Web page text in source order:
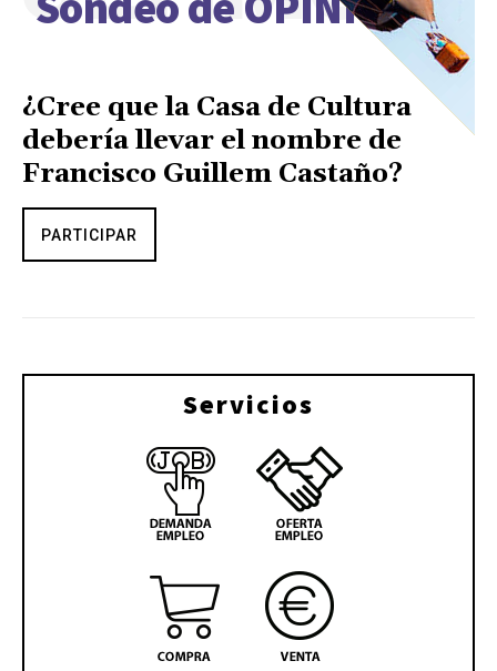
¿Cree que la Casa de Cultura
debería llevar el nombre de
Francisco Guillem Castaño?
PARTICIPAR
Servicios